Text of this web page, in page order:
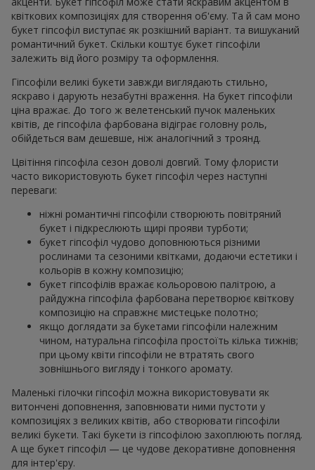
квіткових композиціях для створення об'єму. Та й сам моно
букет гіпсофіл виступає як розкішний варіант. та вишуканий
романтичний букет. Скільки коштує букет гіпсофіли
залежить від його розміру та оформлення.
Гіпсофіли великі букети завжди виглядають стильно,
яскраво і дарують незабутні враження. На букет гіпсофіли
ціна вражає. До того ж велетенський пучок маленьких
квітів, де гіпсофіла фарбована відіграє головну роль,
обійдеться вам дешевше, ніж аналогічний з троянд.
Цвітіння гіпсофіла сезон доволі довгий. Тому флористи
часто використовують букет гіпсофіл через наступні
переваги:
ніжні романтичні гіпсофіли створюють повітряний
букет і підкреслюють щирі прояви турботи;
букет гіпсофіл чудово доповнюються різними
рослинами та сезоними квітками, додаючи естетики і
кольорів в кожну композицію;
букет гіпсофілів вражає кольоровою палітрою, а
райдужна гіпсофіла фарбована перетворює квіткову
композицію на справжнє мистецьке полотно;
якщо доглядати за букетами гіпсофіли належним
чином, натуральна гіпсофіла простоїть кілька тижнів;
при цьому квіти гіпсофіли не втратять свого
зовнішнього вигляду і тонкого аромату.
Маленькі гілочки гіпсофіл можна використовувати як
витончені доповнення, заповнювати ними пустоти у
композиціях з великих квітів, або створювати гіпсофіли
великі букети. Такі букети із гіпсофілою захоплюють погляд.
А ще букет гіпсофіл — це чудове декоративне доповнення
для інтер'єру.